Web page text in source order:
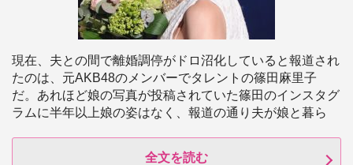
現在、夫との間で離婚調停がドロ沼化していると報道され
たのは、元AKB48のメンバーでタレントの篠田麻里子
だ。あれほど娘の写真が投稿されていた篠田のインスタグ
ラムに半年以上娘の姿はなく、報道の通り夫が娘と暮ら
全文を読む